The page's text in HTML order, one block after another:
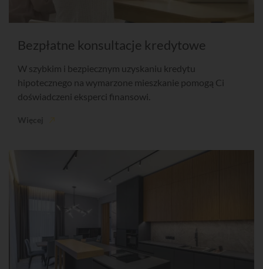
Bezpłatne konsultacje kredytowe
W szybkim i bezpiecznym uzyskaniu kredytu
hipotecznego na wymarzone mieszkanie pomogą Ci
doświadczeni eksperci finansowi.